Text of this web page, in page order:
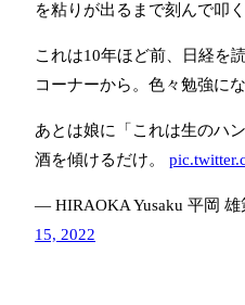
を粘りが出るまで刻んで叩く
これは10年ほど前、日経を
コーナーから。色々勉強にな
あとは娘に「これは生のハ
酒を傾けるだけ。
— HIRAOKA Yusaku 平岡 雄
15, 2022